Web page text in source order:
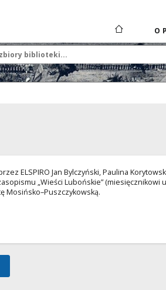
O
ELSPIRO Jan Bylczyński, Paulina
„Wieści Lubońskie”
Mosińsko–Puszczykowską.